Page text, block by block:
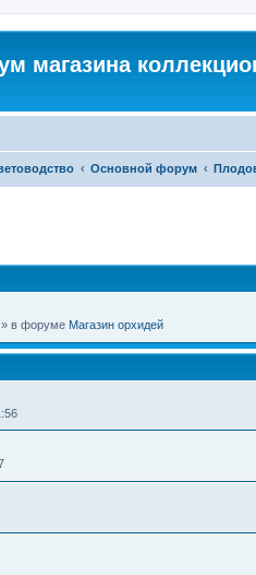
магазина
Основной форум
» в форуме Магазин орхидей